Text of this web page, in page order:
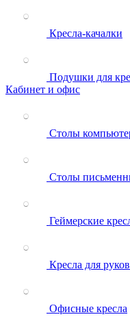
Кресла-качалки
Подушки для
Кабинет и офис
Столы
Столы
Геймерские
Кресла для
Офисные кресла